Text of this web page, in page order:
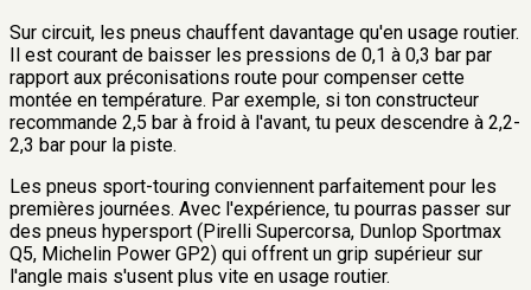
Sur circuit, les pneus chauffent davantage qu'en usage routier.
Il est courant de baisser les pressions de 0,1 à 0,3 bar par
rapport aux préconisations route pour compenser cette
montée en température. Par exemple, si ton constructeur
recommande 2,5 bar à froid à l'avant, tu peux descendre à 2,2-
2,3 bar pour la piste.
Les pneus sport-touring conviennent parfaitement pour les
premières journées. Avec l'expérience, tu pourras passer sur
des pneus hypersport (Pirelli Supercorsa, Dunlop Sportmax
Q5, Michelin Power GP2) qui offrent un grip supérieur sur
l'angle mais s'usent plus vite en usage routier.